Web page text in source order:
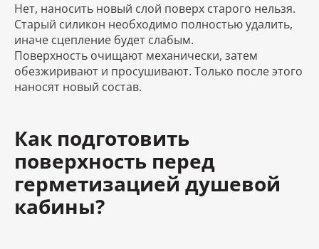
Нет, наносить новый слой поверх старого нельзя.
Старый силикон необходимо полностью удалить,
иначе сцепление будет слабым.
Поверхность очищают механически, затем
обезжиривают и просушивают. Только после этого
наносят новый состав.
Как подготовить
поверхность перед
герметизацией душевой
кабины?